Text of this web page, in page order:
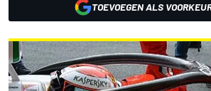
TOEVOEGEN ALS